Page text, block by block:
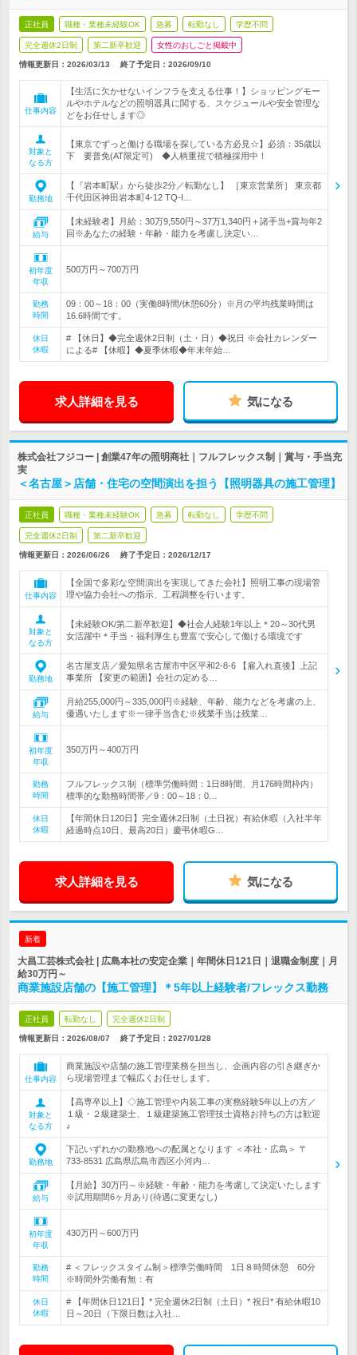
正社員 職種・業種未経験OK 急募 転勤なし 学歴不問
完全週休2日制 第二新卒歓迎 女性のおしごと掲載中
情報更新日：2026/03/13 終了予定日： 2026/09/10
仕事内容
【生活に欠かせないインフラを支える仕事！】ショッピングモー
ルやホテルなどの照明器具に関する、スケジュールや安全管理な
どをお任せします◎
対象と
なる方
【東京でずっと働ける職場を探している方必見☆】必須：35歳以
下 要普免(AT限定可) ◆人柄重視で積極採用中！
勤務地
【『岩本町駅』から徒歩2分／転勤なし】 ［東京営業所］ 東京都
千代田区神田岩本町4-12 TQ-I…
給与
【未経験者】月給：30万9,550円～37万1,340円＋諸手当+賞与年2
回※あなたの経験・年齢・能力を考慮し決定い…
初年度
年収
500万円～700万円
勤務
時間
09：00～18：00（実働8時間/休憩60分）※月の平均残業時間は
16.6時間です。
休日
休暇
# 【休日】◆完全週休2日制（土・日）◆祝日 ※会社カレンダー
による# 【休暇】◆夏季休暇◆年末年始…
求人詳細を見る 気になる
株式会社フジコー | 創業47年の照明商社｜フルフレックス制｜賞与・手当充
実
＜名古屋＞店舗・住宅の空間演出を担う【照明器具の施工管理】
正社員 職種・業種未経験OK 急募 転勤なし 学歴不問
完全週休2日制 第二新卒歓迎
情報更新日：2026/06/26 終了予定日： 2026/12/17
仕事内容
【全国で多彩な空間演出を実現してきた会社】照明工事の現場管
理や協力会社への指示、工程調整を行います。
対象と
なる方
【未経験OK/第二新卒歓迎】◆社会人経験1年以上＊20～30代男
女活躍中＊手当・福利厚生も豊富で安心して働ける環境です
勤務地
名古屋支店／愛知県名古屋市中区平和2-8-6 【雇入れ直後】上記
事業所 【変更の範囲】会社の定める…
給与
月給255,000円～335,000円※経験、年齢、能力などを考慮の上、
優遇いたします※一律手当含む※残業手当は残業…
初年度
年収
350万円～400万円
勤務
時間
フルフレックス制（標準労働時間：1日8時間、月176時間枠内）
標準的な勤務時間帯／9：00～18：0…
休日
休暇
【年間休日120日】完全週休2日制（土日祝）有給休暇（入社半年
経過時点10日、最高20日）慶弔休暇G…
求人詳細を見る 気になる
新着
大昌工芸株式会社 | 広島本社の安定企業｜年間休日121日｜退職金制度｜月
給30万円～
商業施設店舗の【施工管理】＊5年以上経験者/フレックス勤務
正社員 転勤なし 完全週休2日制
情報更新日：2026/08/07 終了予定日： 2027/01/28
仕事内容
商業施設や店舗の施工管理業務を担当し、企画内容の引き継ぎか
ら現場管理まで幅広くお任せします。
対象と
なる方
【高専卒以上】◇施工管理や内装工事の実務経験5年以上の方／
１級・２級建築士、１級建築施工管理技士資格お持ちの方は歓迎
♪
勤務地
下記いずれかの勤務地への配属となります ＜本社・広島＞ 〒
733-8531 広島県広島市西区小河内…
給与
【月給】30万円～※経験・年齢・能力を考慮して決定いたします
※試用期間6ヶ月あり(待遇に変更なし)
初年度
年収
430万円～600万円
勤務
時間
# ＜フレックスタイム制＞標準労働時間 1日８時間休憩 60分
※時間外労働有無：有
休日
休暇
# 【年間休日121日】* 完全週休2日制（土日）* 祝日* 有給休暇10
日～20日（下限日数は入社…